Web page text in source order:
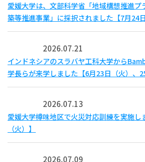
愛媛大学は、文部科学省「地域構想推進プ
築等推進事業」に採択されました【7月24日
2026.07.21
インドネシアのスラバヤ工科大学から
学長らが来学しました【6月23日（火）、
2026.07.13
愛媛大学樽味地区で火災対応訓練を実施し
（火）】
2026.07.09